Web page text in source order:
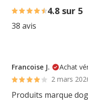
4.8 sur 5
38 avis
Francoise J.
Achat
2 mars
Produits marque